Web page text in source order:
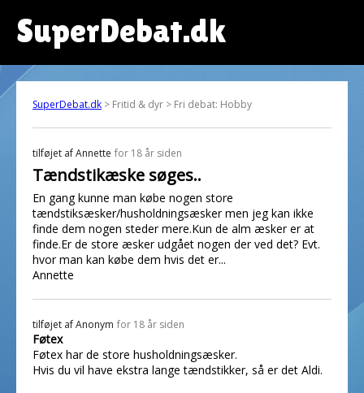
SuperDebat.dk
SuperDebat.dk > Fritid & dyr > Fri debat: Hobby
tilføjet afAnnette for 18 år siden
Tændstikæske søges..
En gang kunne man købe nogen store
tændstiksæsker/husholdningsæsker men jeg kan ikke
finde dem nogen steder mere.Kun de alm æsker er at
finde.Er de store æsker udgået nogen der ved det? Evt.
hvor man kan købe dem hvis det er...
Annette
tilføjet afAnonym for 18 år siden
Føtex
Føtex har de store husholdningsæsker.
Hvis du vil have ekstra lange tændstikker, så er det Aldi.